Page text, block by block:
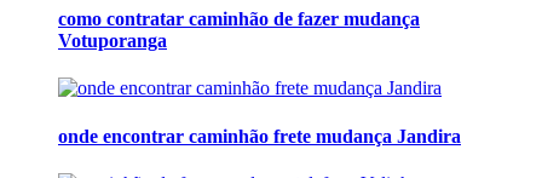
como contratar caminhão de fazer mudança
Votuporanga
onde encontrar caminhão frete mudança Jandira